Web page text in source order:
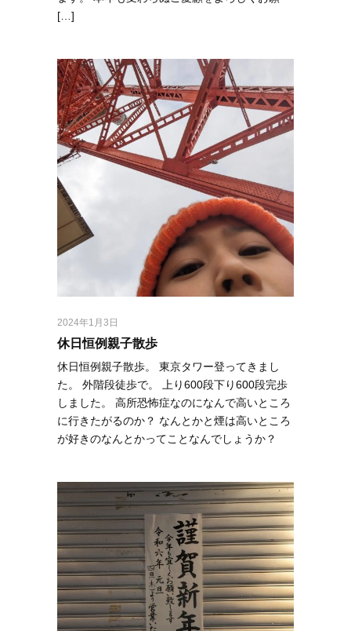
[…]
2024年1月3日
休日恒例親子散歩
休日恒例親子散歩。 東京タワー登ってきまし
た。 外階段徒歩で。 上り600段下り600段完歩
しました。 高所恐怖症なのになんで高いところ
に行きたがるのか？ なんとかと煙は高いところ
が好きのなんとかってことなんでしょうか？